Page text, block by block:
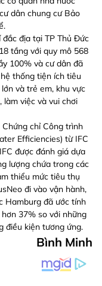
dân chung cư Bảo
địa tại TP Thủ Đức
tầng với quy mô 568
100% và cư dân đã
thống tiện ích tiêu
và trẻ em, khu vực
làm việc và vui chơi
chỉ Công trình
Efficiencies) từ IFC
được đánh giá dựa
lượng chứa trong các
thiểu mức tiêu thụ
đi vào vận hành,
Hamburg đã ước tính
37% so với những
điều kiện tương ứng.
Bình Minh